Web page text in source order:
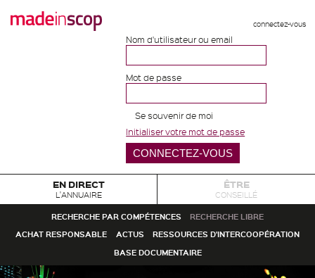
connectez-vous
Nom d'utilisateur ou email
Mot de passe
Se souvenir de moi
Initialiser votre mot de passe
EN DIRECT
L'ANNUAIRE
ÊTRE
CONSEILLÉ
RECHERCHE PAR COMPÉTENCES
RECHERCHE LIBRE
ACHAT RESPONSABLE
ACTUS
RESSOURCES D'INTERCOOPÉRATION
BASE DOCUMENTAIRE